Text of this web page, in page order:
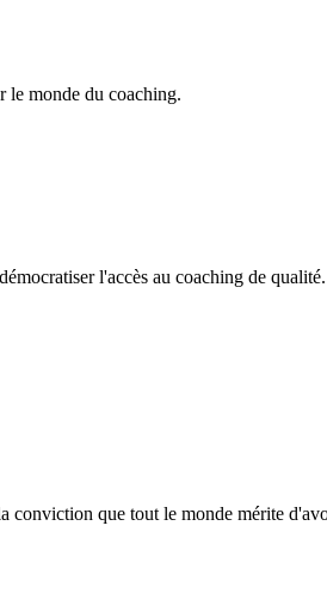
le monde du coaching.
l'accès au coaching de
que tout le monde mérite